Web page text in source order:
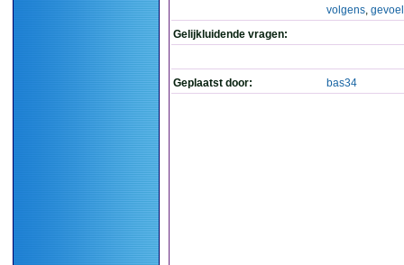
volgens, gevoel
Gelijkluidende vragen:
Geplaatst door: bas34